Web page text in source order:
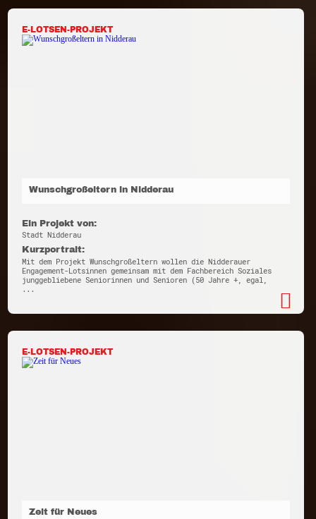
E-LOTSEN-PROJEKT
Wunschgroßeltern in Nidderau
Ein Projekt von:
Stadt Nidderau
Kurzportrait:
Mit dem Projekt Wunschgroßeltern wollen die Nidderauer
Engagement-Lotsinnen gemeinsam mit dem Fachbereich Soziales
junggebliebene Seniorinnen und Senioren (50 Jahre +, egal,
...
E-LOTSEN-PROJEKT
Zeit für Neues